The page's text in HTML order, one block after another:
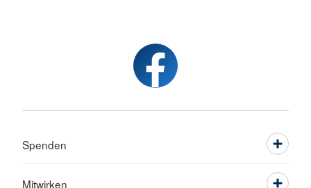
Spenden
Mitwirken